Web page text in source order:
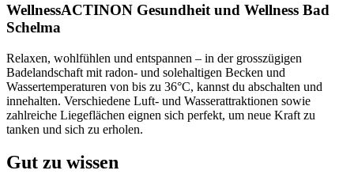
WellnessACTINON Gesundheit und Wellness Bad
Schelma
Relaxen, wohlfühlen und entspannen – in der grosszügigen
Badelandschaft mit radon- und solehaltigen Becken und
Wassertemperaturen von bis zu 36°C, kannst du abschalten und
innehalten. Verschiedene Luft- und Wasserattraktionen sowie
zahlreiche Liegeflächen eignen sich perfekt, um neue Kraft zu
tanken und sich zu erholen.
Gut zu wissen